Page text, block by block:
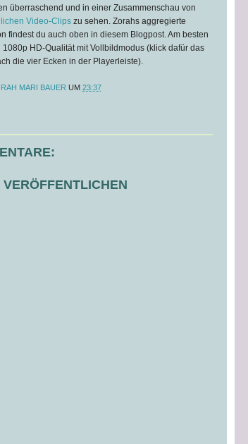
überraschend und in einer Zusammenschau von
Video-Clipszu sehen. Zorahs aggregierte
findest du auch oben in diesem Blogpost. Am besten
HD-Qualität mit Vollbildmodus (klick dafür das
die vier Ecken in der Playerleiste).
MARI BAUER UM 23:37